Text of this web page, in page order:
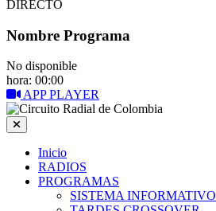
DIRECTO
Nombre Programa
No disponible
hora: 00:00
APP PLAYER
Inicio
RADIOS
PROGRAMAS
SISTEMA INFORMATIVO